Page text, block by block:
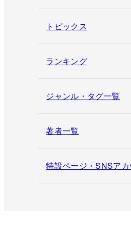
トピックス
ランキング
ジャンル・タグ一覧
著者一覧
特設ページ・SNSア